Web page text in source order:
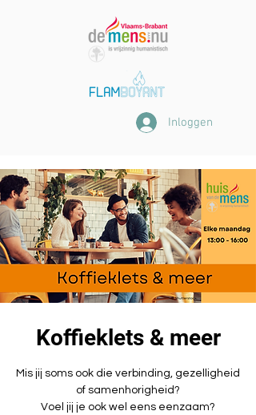
Inloggen
Koffieklets & meer
Mis jij soms ook die verbinding, gezelligheid
of samenhorigheid?
Voel jij je ook wel eens eenzaam?